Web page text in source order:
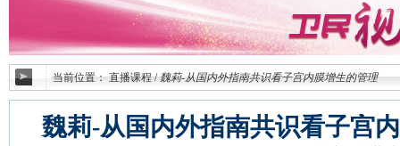
当前位置：直播课程 / 魏莉-从国内外指南共识看子宫内膜增生的管理
魏莉-从国内外指南共识看子宫